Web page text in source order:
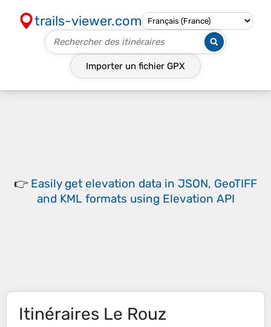
trails-viewer.com
Importer un fichier GPX
👉 Easily get elevation data in JSON, GeoTIFF
and KML formats using Elevation API
Itinéraires Le Rouz